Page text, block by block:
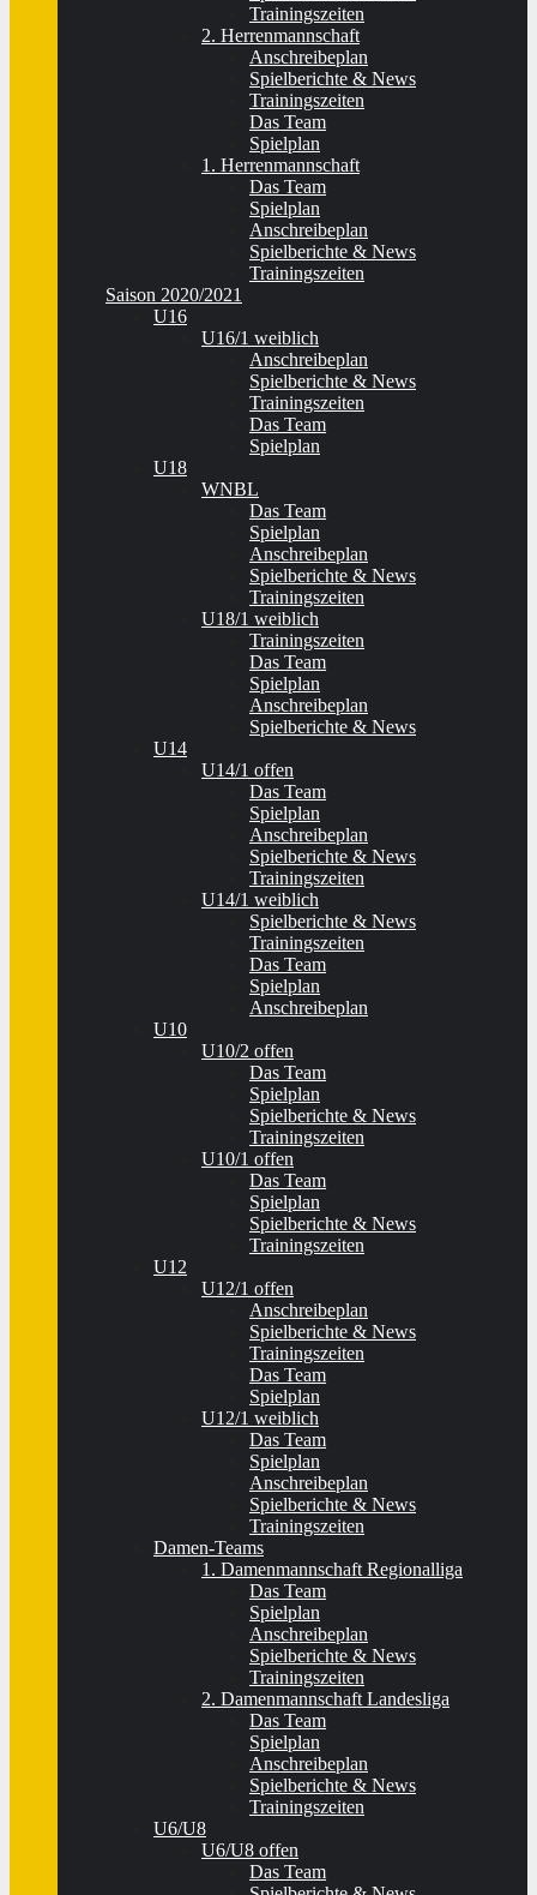
Trainingszeiten
2. Herrenmannschaft
Anschreibeplan
Spielberichte & News
Trainingszeiten
Das Team
Spielplan
1. Herrenmannschaft
Das Team
Spielplan
Anschreibeplan
Spielberichte & News
Trainingszeiten
Saison 2020/2021
U16
U16/1 weiblich
Anschreibeplan
Spielberichte & News
Trainingszeiten
Das Team
Spielplan
U18
WNBL
Das Team
Spielplan
Anschreibeplan
Spielberichte & News
Trainingszeiten
U18/1 weiblich
Trainingszeiten
Das Team
Spielplan
Anschreibeplan
Spielberichte & News
U14
U14/1 offen
Das Team
Spielplan
Anschreibeplan
Spielberichte & News
Trainingszeiten
U14/1 weiblich
Spielberichte & News
Trainingszeiten
Das Team
Spielplan
Anschreibeplan
U10
U10/2 offen
Das Team
Spielplan
Spielberichte & News
Trainingszeiten
U10/1 offen
Das Team
Spielplan
Spielberichte & News
Trainingszeiten
U12
U12/1 offen
Anschreibeplan
Spielberichte & News
Trainingszeiten
Das Team
Spielplan
U12/1 weiblich
Das Team
Spielplan
Anschreibeplan
Spielberichte & News
Trainingszeiten
Damen-Teams
1. Damenmannschaft Regionalliga
Das Team
Spielplan
Anschreibeplan
Spielberichte & News
Trainingszeiten
2. Damenmannschaft Landesliga
Das Team
Spielplan
Anschreibeplan
Spielberichte & News
Trainingszeiten
U6/U8
U6/U8 offen
Das Team